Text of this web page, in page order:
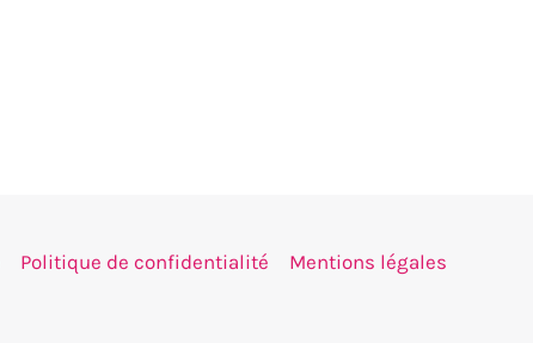
Politique de confidentialité Mentions légales